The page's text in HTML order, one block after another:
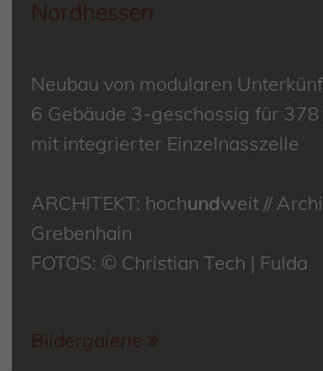
Nordhessen
Neubau von modularen
6 Gebäude 3-geschossig für
mit integrierter Einzelnasszelle
ARCHITEKT: hochundweit //
Grebenhain
FOTOS: © Christian Tech | Fulda
Bildergalerie